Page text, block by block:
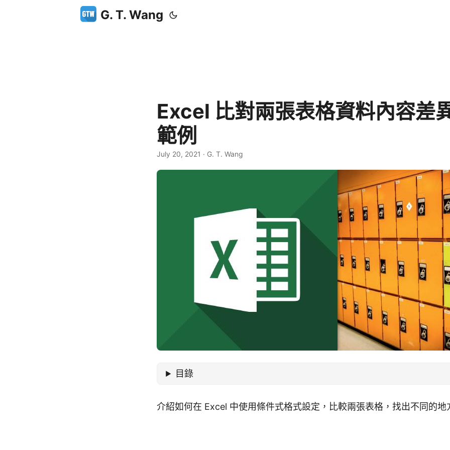
G. T. Wang
Excel 比對兩張表格資料內容差
範例
July 20, 2021 · G. T. Wang
目錄
介紹如何在 Excel 中使用條件式格式設定，比較兩張表格，找出不同的地